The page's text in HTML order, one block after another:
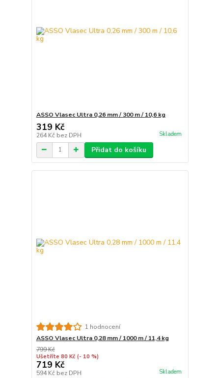
ASSO Vlasec Ultra 0,26 mm / 300 m / 10,6 kg
319 Kč
264 Kč bez DPH Skladem
Přidat do košíku
1 hodnocení
ASSO Vlasec Ultra 0,28 mm / 1000 m / 11,4 kg
799 Kč
Ušetříte 80 Kč (- 10 %)
719 Kč
594 Kč bez DPH Skladem